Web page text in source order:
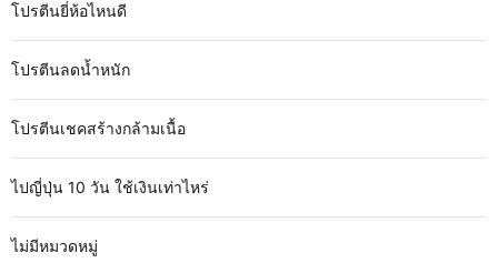
โปรตีนยี่ห้อไหนดี
โปรตีนลดน้ำหนัก
โปรตีนเชคสร้างกล้ามเนื้อ
ไปญี่ปุ่น 10 วัน ใช้เงินเท่าไหร่
ไม่มีหมวดหมู่